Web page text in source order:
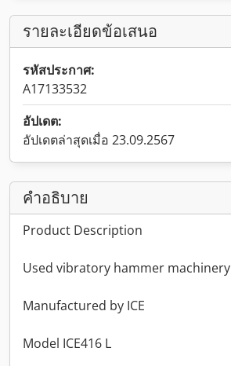
รายละเอียดข้อเสนอ
รหัสประกาศ:
A17133532
อัปเดต:
อัปเดตล่าสุดเมื่อ 23.09.2567
คำอธิบาย
Product Description
Used vibratory hammer machinery
Manufactured by ICE
Model ICE416 L